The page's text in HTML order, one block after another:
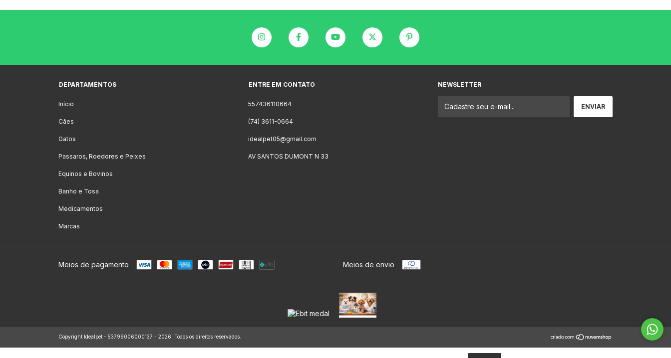
DEPARTAMENTOS
Início
Cães
Gatos
Passaros, Roedores e Peixes
Equinos e Bovinos
Banho e Tosa
Medicamentos
Marcas
ENTRE EM CONTATO
557436110664
(74) 3611-0664
idealpet05@gmail.com
AV SANTOS DUMONT N 33
NEWSLETTER
Meios de pagamento Meios de envio
Copyright Idealpet - 53799006000137 - 2026. Todos os direitos reservados.